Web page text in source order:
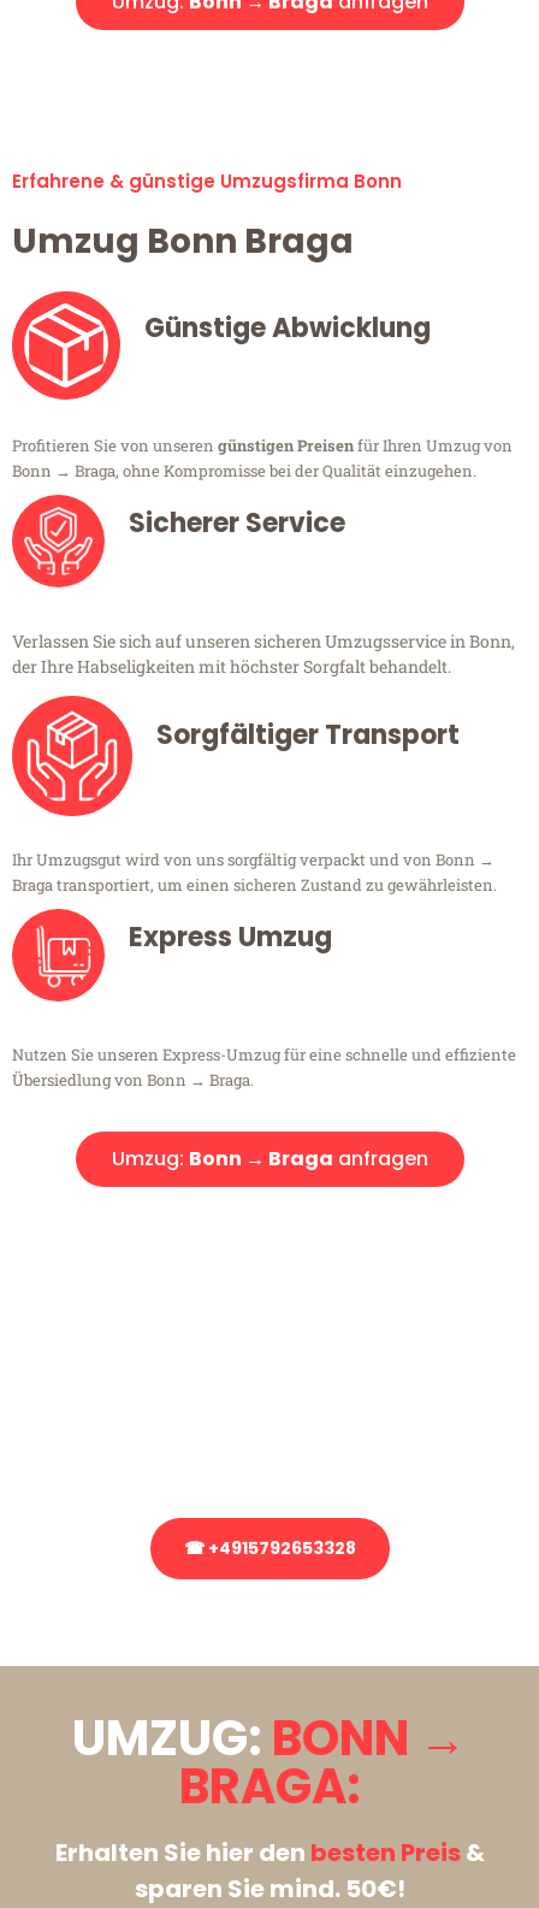
Erfahrene & günstige Umzugsfirma Bonn
Umzug Bonn Braga
Günstige Abwicklung
Profitieren Sie von unseren günstigen Preisenfür Ihren Umzug von
Bonn → Braga, ohne Kompromisse bei der Qualität einzugehen.
Sicherer Service
Verlassen Sie sich auf unseren sicheren Umzugsservice in Bonn,
der Ihre Habseligkeiten mit höchster Sorgfalt behandelt.
Sorgfältiger Transport
Ihr Umzugsgut wird von uns sorgfältig verpackt und von Bonn →
Braga transportiert, um einen sicheren Zustand zu gewährleisten.
Express Umzug
Nutzen Sie unseren Express-Umzug für eine schnelle und effiziente
Übersiedlung von Bonn → Braga.
Umzug: Bonn → Braga anfragen
☎ +4915792653328
UMZUG: BONN →
BRAGA:
Erhalten Sie hier den besten Preis&
sparen Sie mind. 50€!